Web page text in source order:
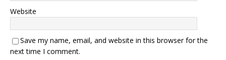
Website
Save my name, email, and website in this browser for the
next time I comment.